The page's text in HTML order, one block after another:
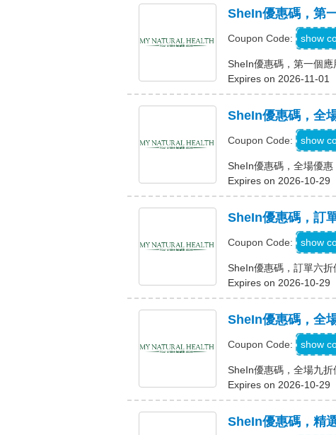
SheIn優惠碼，第
Coupon Code: show
SheIn優惠碼，第一個
Expires on 2026-11-01
SheIn優惠碼，全
Coupon Code: show
SheIn優惠碼，全場優惠
Expires on 2026-10-29
SheIn優惠碼，訂
Coupon Code: show
SheIn優惠碼，訂單六折
Expires on 2026-10-29
SheIn優惠碼，全
Coupon Code: show
SheIn優惠碼，全場九折
Expires on 2026-10-29
SheIn優惠碼，精